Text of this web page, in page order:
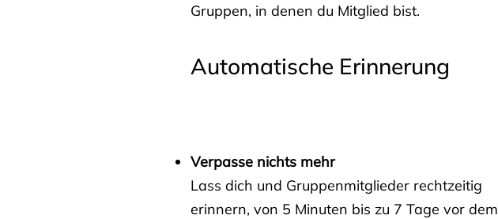
Gruppen, in denen du Mitglied bist.
Automatische Erinnerung
Verpasse nichts mehr
Lass dich und Gruppenmitglieder rechtzeitig
erinnern, von 5 Minuten bis zu 7 Tage vor dem